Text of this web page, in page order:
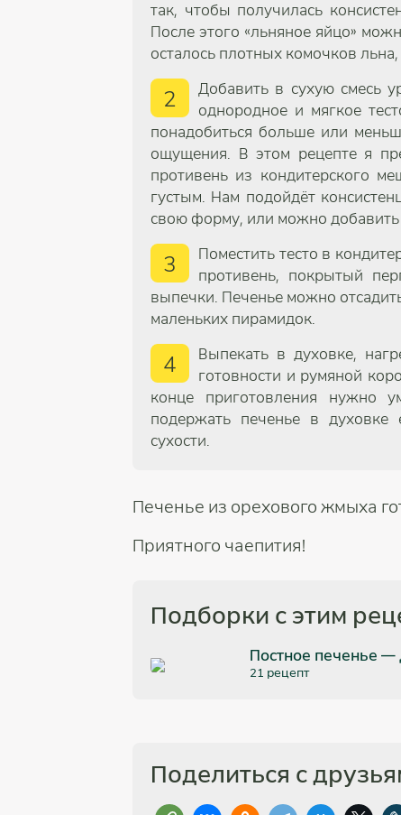
так, чтобы получилась
После этого «льняное яйцо»
осталось плотных комочков
2
Добавить в сухую смесь
однородное и мягкое
понадобиться больше или
ощущения. В этом рецепте я
противень из кондитерского
густым. Нам подойдёт
свою форму, или можно добавить
3
Поместить тесто в
противень, покрытый
выпечки. Печенье можно
маленьких пирамидок.
4
Выпекать в духовке,
готовности и румяной
конце приготовления нужно
подержать печенье в
сухости.
Печенье из орехового жмыха
Приятного чаепития!
Подборки с этим
Постное печенье
21 рецепт
Поделиться с